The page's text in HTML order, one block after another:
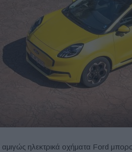
ηλεκτρικά οχήματα Ford